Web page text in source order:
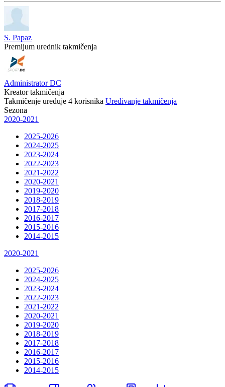
S. Papaz
Premijum urednik takmičenja
Administrator DC
Kreator takmičenja
Takmičenje uređuje 4 korisnika Uređivanje takmičenja
Sezona
2020-2021
2025-2026
2024-2025
2023-2024
2022-2023
2021-2022
2020-2021
2019-2020
2018-2019
2017-2018
2016-2017
2015-2016
2014-2015
2020-2021
2025-2026
2024-2025
2023-2024
2022-2023
2021-2022
2020-2021
2019-2020
2018-2019
2017-2018
2016-2017
2015-2016
2014-2015